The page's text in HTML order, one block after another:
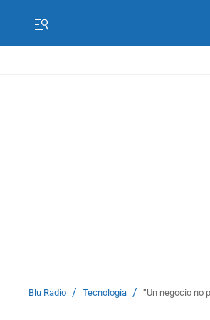
Blu Radio / Tecnología / “Un negocio no